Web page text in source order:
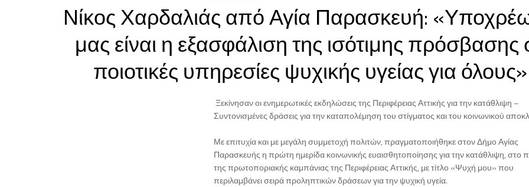
Νίκος Χαρδαλιάς από Αγία Παρασκευή:
μας είναι η εξασφάλιση της ισότιμης πρόσβασης
ποιοτικές υπηρεσίες ψυχικής υγείας για όλους»
Ξεκίνησαν οι ενημερωτικές εκδηλώσεις της Περιφέρειας Αττικής για την κατάθλιψη –
Συντονισμένες δράσεις για την καταπολέμηση του στίγματος και του κοινωνικού
Με επιτυχία και με μεγάλη συμμετοχή πολιτών, πραγματοποιήθηκε στον Δήμο Αγίας
Παρασκευής η πρώτη ημερίδα κοινωνικής ευαισθητοποίησης για την κατάθλιψη, στο
της πρωτοποριακής καμπάνιας της Περιφέρειας Αττικής, με τίτλο «Ψυχή μου» που
περιλαμβάνει σειρά προληπτικών δράσεων για την ψυχική υγεία.